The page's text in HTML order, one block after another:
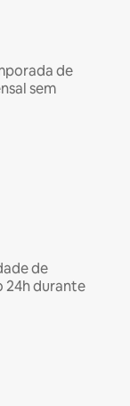
de
sem
de
24h durante